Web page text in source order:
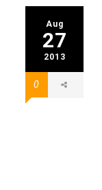
Aug
27
2013
0